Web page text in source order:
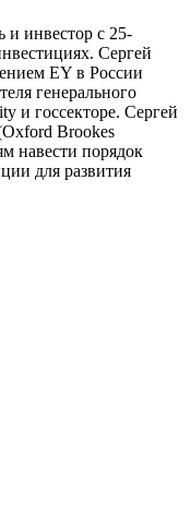
инвестор с 25-
Сергей
EY в России
генерального
и госсекторе. Сергей
Brookes
навести порядок
для развития